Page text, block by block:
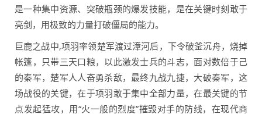
是一种集中资源、突破瓶颈的爆发技能，是在关键时刻敢于
亮剑，用极致的力量打破僵局的能力。
巨鹿之战中,项羽率领楚军渡过漳河后，下令破釜沉舟，烧掉
帐篷，只带三天口粮，以此激发士兵的斗志，面对数倍于己
的秦军，楚军人人奋勇杀敌，最终九战九捷，大破秦军，这
场战役的关键，在于项羽敢于集中全部力量，在最关键的节
点发起猛攻，用“火一般的烈度”摧毁对手的防线，在现代商